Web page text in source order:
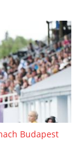
Budapest